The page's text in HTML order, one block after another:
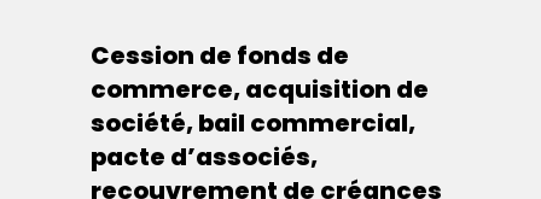
Cession de fonds de
commerce, acquisition de
société, bail commercial,
pacte d’associés,
recouvrement de créances